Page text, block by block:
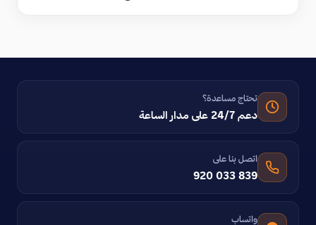
تحتاج مساعدة؟
دعم 24/7 على مدار الساعة
اتصل بنا على
920 033 839
واتساب